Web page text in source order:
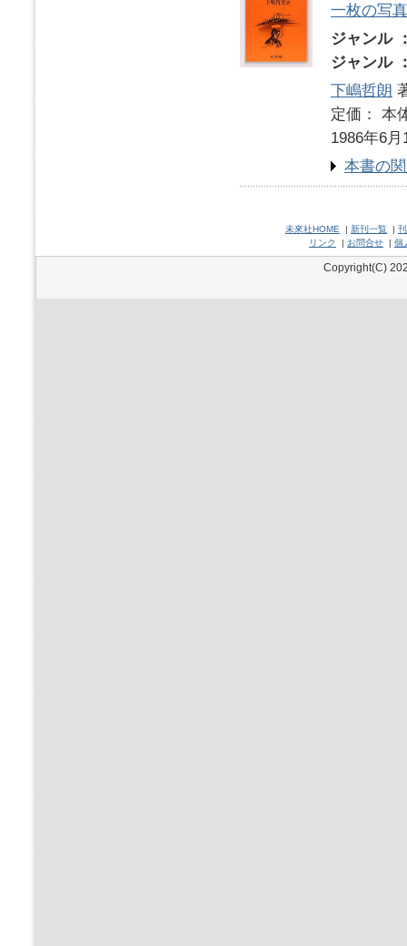
一枚の写
ジャンル
ジャンル
下嶋哲朗
定価：
1986年6月
本書の
未來社HOME | 新刊一覧 |
リンク
| お問合せ | 個
Copyright(C)